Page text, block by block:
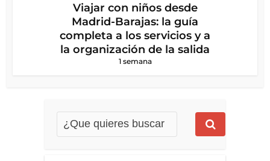
Viajar con niños desde
Madrid-Barajas: la guía
completa a los servicios y a
la organización de la salida
1 semana